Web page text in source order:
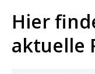
Hier
aktuelle